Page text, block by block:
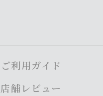
ご利用ガイド
店舗レビュー